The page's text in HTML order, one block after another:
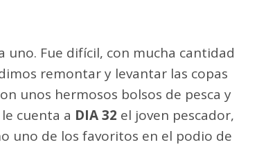
uno. Fue difícil, con mucha cantidad
remontar y levantar las copas
unos hermosos bolsos de pesca y
cuenta a DIA 32 el joven pescador,
uno de los favoritos en el podio de